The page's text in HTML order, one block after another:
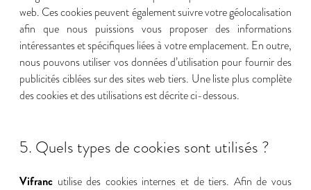
web. Ces cookies peuvent également suivre votre géolocalisation
afin que nous puissions vous proposer des informations
intéressantes et spécifiques liées à votre emplacement. En outre,
nous pouvons utiliser vos données d’utilisation pour fournir des
publicités ciblées sur des sites web tiers. Une liste plus complète
des cookies et des utilisations est décrite ci-dessous.
5. Quels types de cookies sont utilisés ?
Vifranc utilise des cookies internes et de tiers. Afin de vous